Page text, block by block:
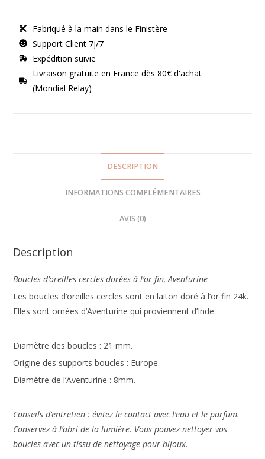
Fabriqué à la main dans le Finistère
Support Client 7j/7
Expédition suivie
Livraison gratuite en France dès 80€ d'achat
(Mondial Relay)
DESCRIPTION
INFORMATIONS COMPLÉMENTAIRES
AVIS (0)
Description
Boucles d’oreilles cercles dorées à l’or fin, Aventurine
Les boucles d’oreilles cercles sont en laiton doré à l’or fin 24k.
Elles sont ornées d’Aventurine qui proviennent d’Inde.
Diamètre des boucles : 21 mm.
Origine des supports boucles : Europe.
Diamètre de l’Aventurine : 8mm.
Conseils d’entretien : évitez le contact avec l’eau et le parfum.
Conservez à l’abri de la lumière. Vous pouvez nettoyer vos
boucles avec un tissu de nettoyage pour bijoux.